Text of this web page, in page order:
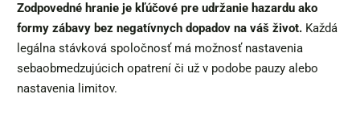
Zodpovedné hranie je kľúčové pre udržanie hazardu ako
formy zábavy bez negatívnych dopadov na váš život. Každá
legálna stávková spoločnosť má možnosť nastavenia
sebaobmedzujúcich opatrení či už v podobe pauzy alebo
nastavenia limitov.